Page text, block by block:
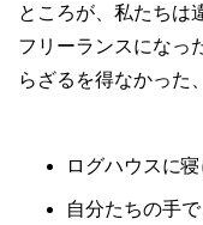
ところが、私たちは
フリーランスになっ
らざるを得なかった
ログハウスに
自分たちの手